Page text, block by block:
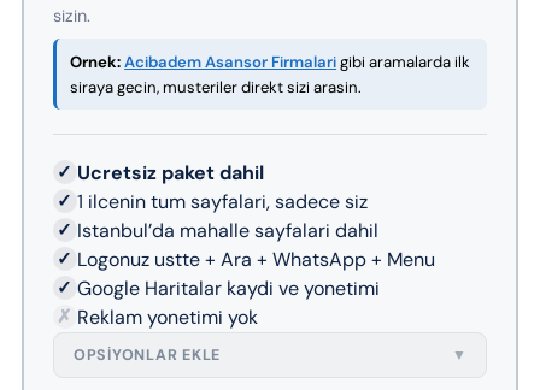
sizin.
Ornek:Acibadem Asansor Firmalarigibi aramalarda ilk
siraya gecin, musteriler direkt sizi arasin.
✓ Ucretsiz paket dahil
✓ 1 ilcenin tum sayfalari, sadece siz
✓ Istanbul’da mahalle sayfalari dahil
✓ Logonuz ustte + Ara + WhatsApp + Menu
✓ Google Haritalar kaydi ve yonetimi
✗ Reklam yonetimi yok
OPSIYONLAR EKLE ▼